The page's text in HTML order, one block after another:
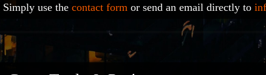
Simply use the contact form or send an email directly to